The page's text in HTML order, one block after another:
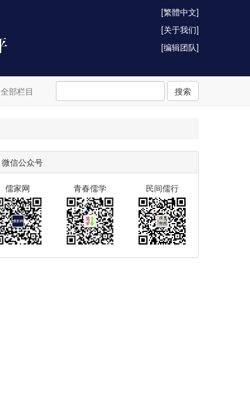
[繁體中文]
[关于我们]
[编辑团队]
全部栏目 搜索
微信公众号
儒家网 青春儒学 民间儒行